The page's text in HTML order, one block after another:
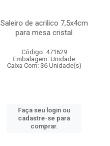
Saleiro de acrilico 7,5x4cm
para mesa cristal
Código: 471629
Embalagem: Unidade
Caixa Com: 36 Unidade(s)
Faça seu login ou
cadastre-se para
comprar.